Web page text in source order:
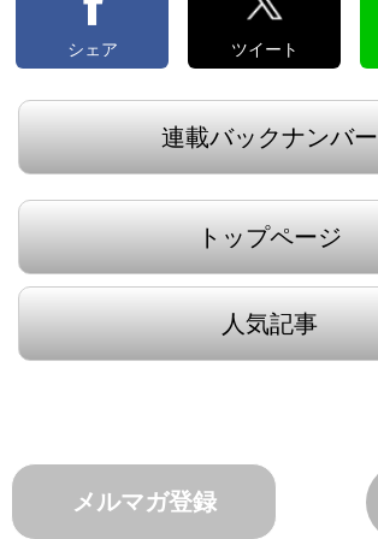
シェア ツイート
連載バックナンバー
トップページ
人気記事
メルマガ登録